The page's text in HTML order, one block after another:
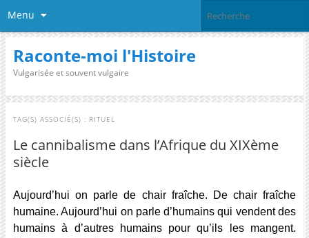
Menu
Raconte-moi l'Histoire
Vulgarisée et souvent vulgaire
TAG(S) ASSOCIÉ(S) : RITUEL
Le cannibalisme dans l’Afrique du XIXème
siècle
Aujourd’hui on parle de chair fraîche. De chair fraîche
humaine. Aujourd’hui on parle d’humains qui vendent des
humains à d’autres humains pour qu’ils les mangent.